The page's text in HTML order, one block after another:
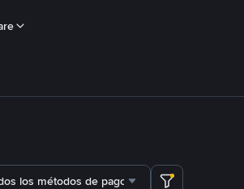
los métodos de pago